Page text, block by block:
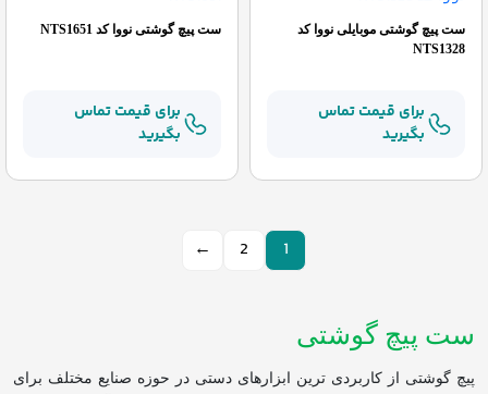
ست پیچ گوشتی موبایلی نووا کد
NTS1328
برای قیمت تماس
بگیرید
ست پیچ گوشتی نووا کد NTS1651
برای قیمت تماس
بگیرید
1
2
←
ست پیچ گوشتی
پیچ گوشتی از کاربردی ترین ابزارهای دستی در حوزه صنایع مختلف برای